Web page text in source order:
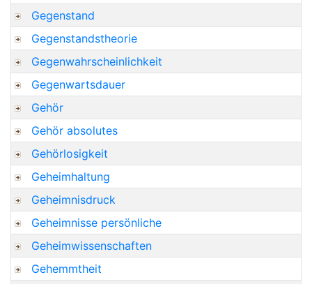
Gegenstand
Gegenstandstheorie
Gegenwahrscheinlichkeit
Gegenwartsdauer
Gehör
Gehör absolutes
Gehörlosigkeit
Geheimhaltung
Geheimnisdruck
Geheimnisse persönliche
Geheimwissenschaften
Gehemmtheit